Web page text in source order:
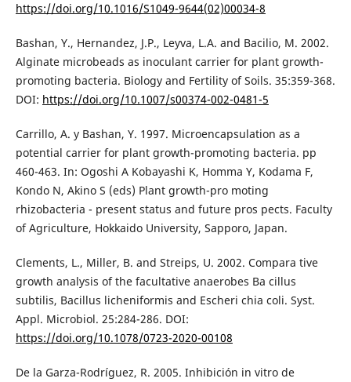
https://doi.org/10.1016/S1049-9644(02)00034-8
Bashan, Y., Hernandez, J.P., Leyva, L.A. and Bacilio, M. 2002.
Alginate microbeads as inoculant carrier for plant growth-
promoting bacteria. Biology and Fertility of Soils. 35:359-368.
DOI: https://doi.org/10.1007/s00374-002-0481-5
Carrillo, A. y Bashan, Y. 1997. Microencapsulation as a
potential carrier for plant growth-promoting bacteria. pp
460-463. In: Ogoshi A Kobayashi K, Homma Y, Kodama F,
Kondo N, Akino S (eds) Plant growth-pro moting
rhizobacteria - present status and future pros pects. Faculty
of Agriculture, Hokkaido University, Sapporo, Japan.
Clements, L., Miller, B. and Streips, U. 2002. Compara tive
growth analysis of the facultative anaerobes Ba cillus
subtilis, Bacillus licheniformis and Escheri chia coli. Syst.
Appl. Microbiol. 25:284-286. DOI:
https://doi.org/10.1078/0723-2020-00108
De la Garza-Rodríguez, R. 2005. Inhibición in vitro de